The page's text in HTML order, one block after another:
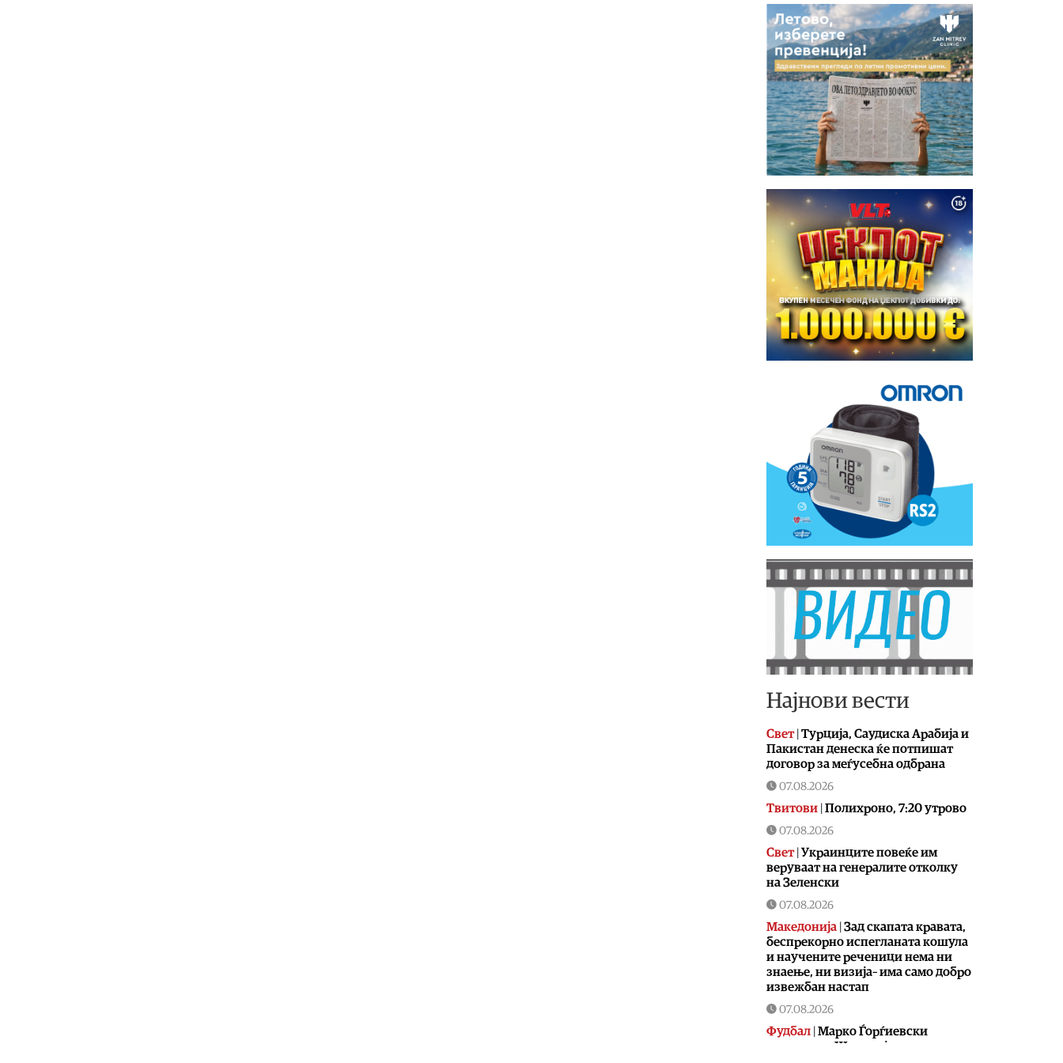
Најнови вести
Свет| Турција, Саудиска Арабија и
Пакистан денеска ќе потпишат
договор за меѓусебна одбрана
07.08.2026
Твитови | Полихроно, 7:20 утрово
07.08.2026
Свет| Украинците повеќе им
веруваат на генералите отколку
на Зеленски
07.08.2026
Македонија | Зад скапата кравата,
беспрекорно испегланата кошула
и научените реченици нема ни
знаење, ни визија– има само добро
извежбан настап
07.08.2026
Фудбал | Марко Ѓорѓиевски
џокерот на Шкендија